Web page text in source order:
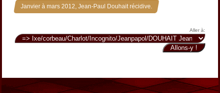
Janvier à mars 2012, Jean-Paul Douhait récidive.
Aller à: